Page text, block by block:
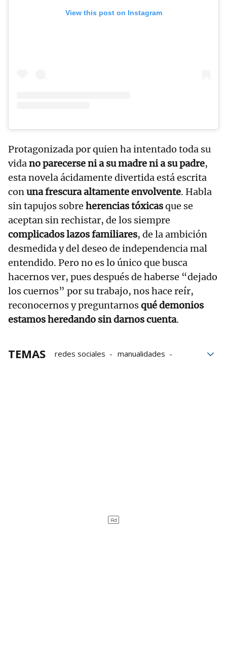
View this post on Instagram
Protagonizada por quien ha intentado toda su
vidano parecerse ni a su madre ni a su padre,
esta novela ácidamente divertida está escrita
conuna frescura altamente envolvente. Habla
sin tapujos sobre herencias tóxicasque se
aceptan sin rechistar, de los siempre
complicados lazos familiares, de la ambición
desmedida y del deseo de independencia mal
entendido. Pero no es lo único que busca
hacernos ver, pues después de haberse “dejado
los cuernos” por su trabajo, nos hace reír,
reconocernos y preguntarnosqué demonios
estamos heredando sin darnos cuenta.
TEMAS redes sociales
manualidades